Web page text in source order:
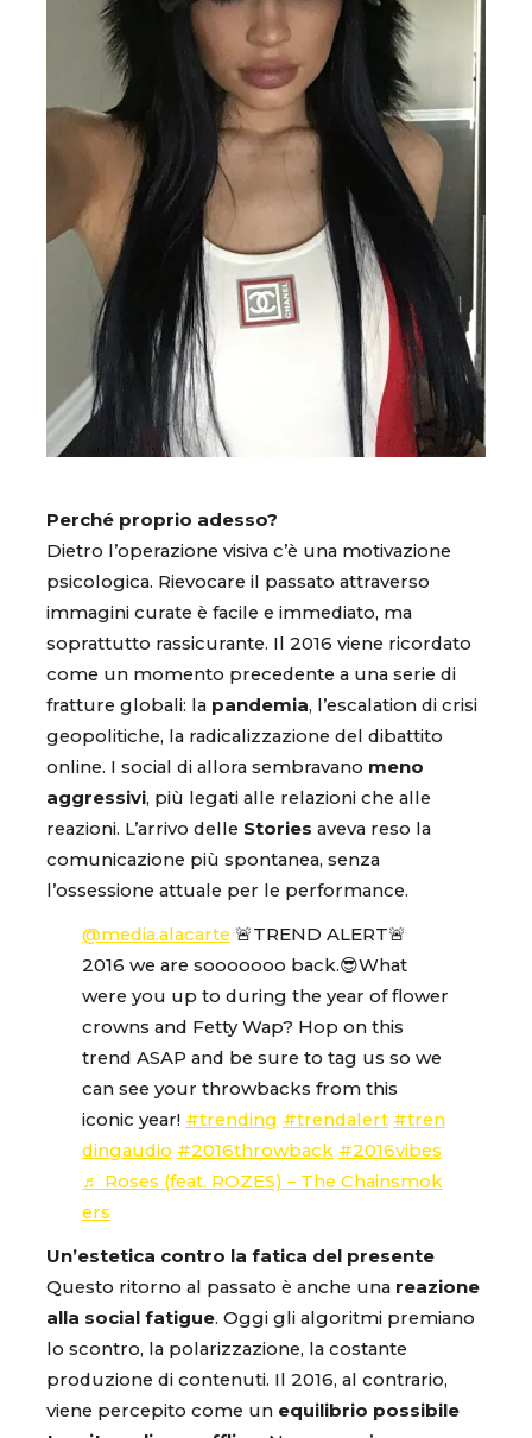
Perché proprio adesso?
Dietro l’operazione visiva c’è una motivazione
psicologica. Rievocare il passato attraverso
immagini curate è facile e immediato, ma
soprattutto rassicurante. Il 2016 viene ricordato
come un momento precedente a una serie di
fratture globali: la pandemia, l’escalation di crisi
geopolitiche, la radicalizzazione del dibattito
online. I social di allora sembravano meno
aggressivi, più legati alle relazioni che alle
reazioni. L’arrivo delle Stories aveva reso la
comunicazione più spontanea, senza
l’ossessione attuale per le performance.
@media.alacarte 🚨TREND ALERT🚨
2016 we are sooooooo back.😎What
were you up to during the year of flower
crowns and Fetty Wap? Hop on this
trend ASAP and be sure to tag us so we
can see your throwbacks from this
iconic year! #trending #trendalert #tren
dingaudio #2016throwback #2016vibes
♬ Roses (feat. ROZES) – The Chainsmok
ers
Un’estetica contro la fatica del presente
Questo ritorno al passato è anche una reazione
alla social fatigue. Oggi gli algoritmi premiano
lo scontro, la polarizzazione, la costante
produzione di contenuti. Il 2016, al contrario,
viene percepito come un equilibrio possibile